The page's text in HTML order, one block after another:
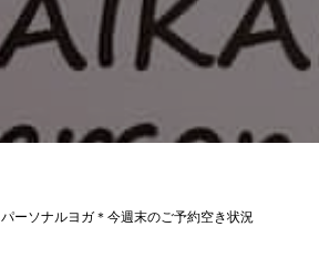
パーソナルヨガ＊今週末のご予約空き状況